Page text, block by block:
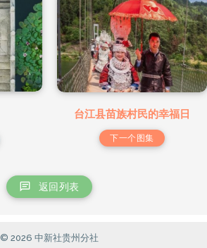
台江县苗族村民的幸福日
下一个图集
返回列表
© 2026 中新社贵州分社